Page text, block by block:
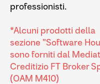
professionisti.
*Alcuni prodotti della
sezione "Software
sono forniti dal
Creditizio FT Broker
(OAM M410)